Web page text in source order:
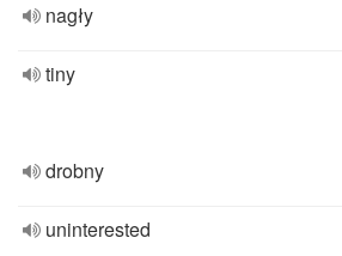
nagły
tiny
drobny
uninterested